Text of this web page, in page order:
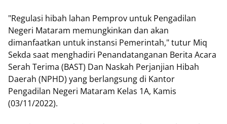
"Regulasi hibah lahan Pemprov untuk Pengadilan
Negeri Mataram memungkinkan dan akan
dimanfaatkan untuk instansi Pemerintah," tutur Miq
Sekda saat menghadiri Penandatanganan Berita Acara
Serah Terima (BAST) Dan Naskah Perjanjian Hibah
Daerah (NPHD) yang berlangsung di Kantor
Pengadilan Negeri Mataram Kelas 1A, Kamis
(03/11/2022).